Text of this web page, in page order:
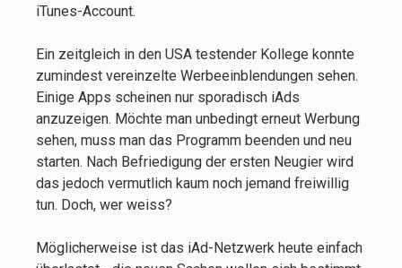
iTunes-Account.
Ein zeitgleich in den USA testender Kollege konnte
zumindest vereinzelte Werbeeinblendungen sehen.
Einige Apps scheinen nur sporadisch iAds
anzuzeigen. Möchte man unbedingt erneut Werbung
sehen, muss man das Programm beenden und neu
starten. Nach Befriedigung der ersten Neugier wird
das jedoch vermutlich kaum noch jemand freiwillig
tun. Doch, wer weiss?
Möglicherweise ist das iAd-Netzwerk heute einfach